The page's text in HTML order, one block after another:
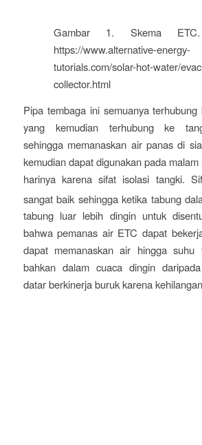
Gambar 1. Skema
https://www.alternative-energy-
tutorials.com/solar-hot-water/
collector.html
Pipa tembaga ini semuanya
yang kemudian terhubung ke
sehingga memanaskan air panas di
kemudian dapat digunakan pada
harinya karena sifat isolasi tangki.
sangat baik sehingga ketika tabung
tabung luar lebih dingin untuk
bahwa pemanas air ETC dapat
dapat memanaskan air hingga suhu
bahkan dalam cuaca dingin
datar berkinerja buruk karena